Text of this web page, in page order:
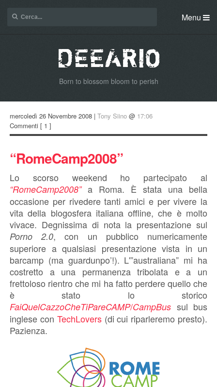
Menu
Born to blossom bloom to perish
mercoledì 26 Novembre 2008 | Tony Siino @ 17:06
Commenti [ 1 ]
“RomeCamp2008”
Lo scorso weekend ho partecipato al
“RomeCamp2008”a Roma. È stata una bella
occasione per rivedere tanti amici e per vivere la
vita della blogosfera italiana offline, che è molto
vivace. Degnissima di nota la presentazione sul
Porno 2.0, con un pubblico numericamente
superiore a qualsiasi presentazione vista in un
barcamp (ma guardunpo’!). L'”australiana” mi ha
costretto a una permanenza tribolata e a un
frettoloso rientro che mi ha fatto perdere quello che
è stato lo storico
FaiQuelCazzoCheTiPareCAMP/CampBus sul bus
inglese con TechLovers(di cui riparleremo presto).
Pazienza.